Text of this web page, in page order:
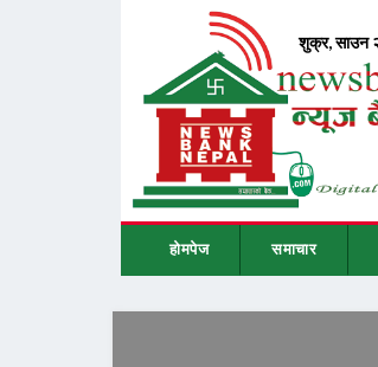
होमपेज समाचार